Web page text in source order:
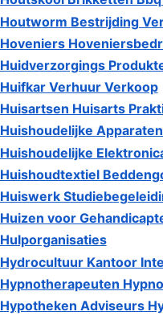
Houtworm Bestrijding
Hoveniers
Huidverzorgings
Huifkar Verhuur Verkoop
Huisartsen Huisarts
Huishoudelijke
Huishoudelijke
Huishoudtextiel
Huiswerk
Huizen voor
Hulporganisaties
Hydrocultuur Kantoor
Hypnotherapeuten
Hypotheken Adviseurs